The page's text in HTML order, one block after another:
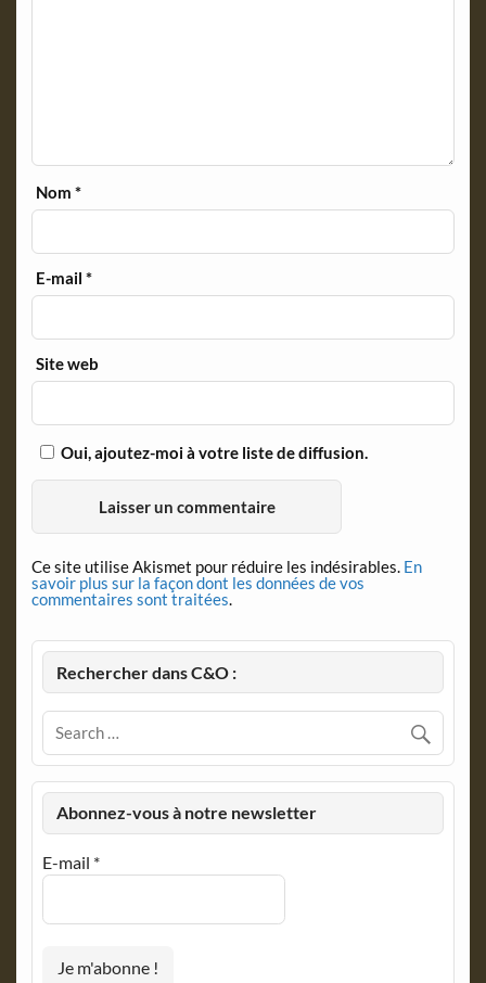
Nom*
E-mail*
Site web
Oui, ajoutez-moi à votre liste de diffusion.
Ce site utilise Akismet pour réduire les indésirables. En
savoir plus sur la façon dont les données de vos
commentaires sont traitées.
Rechercher dans C&O :
Abonnez-vous à notre newsletter
E-mail *